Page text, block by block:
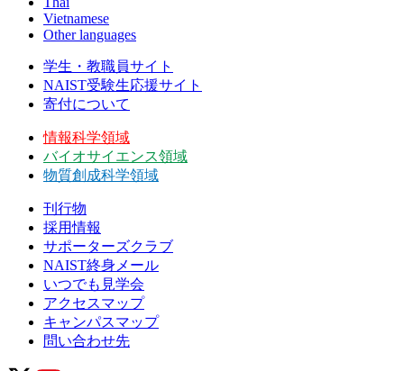
Vietnamese
Other languages
学生・教職員サイト
NAIST受験生応援サイト
寄付について
情報科学領域
バイオサイエンス領域
物質創成科学領域
刊行物
採用情報
サポーターズクラブ
NAIST終身メール
いつでも見学会
アクセスマップ
キャンパスマップ
問い合わせ先